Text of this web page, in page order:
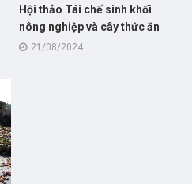
Hội thảo Tái chế sinh khối
nông nghiệp và cây thức ăn
cho chăn nuôi bò thịt!
21/08/2024